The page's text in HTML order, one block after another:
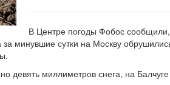
В Центре погоды Фобос сообщили,
минувшие сутки на Москву
девять миллиметров снега, на